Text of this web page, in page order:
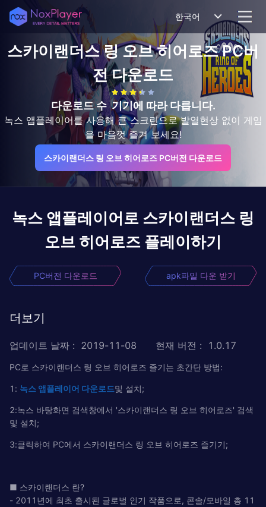
한국어
스카이랜더스 링 오브 히어로즈PC버
전 다운로드
다운로드 수 기기에 따라 다릅니다.
녹스 앱플레이어를 사용해 큰 스크린으로 발열현상 없이 게임
을 마음껏 즐겨 보세요!
스카이랜더스 링 오브 히어로즈 PC버전 다운로드
녹스 앱플레이어로 스카이랜더스 링
오브 히어로즈 플레이하기
PC버전 다운로드 apk파일 다운 받기
더보기
업데이트 날짜 : 2019-11-08 현재 버전 : 1.0.17
PC로 스카이랜더스 링 오브 히어로즈 즐기는 초간단 방법:
1: 녹스 앱플레이어 다운로드및 설치;
2:녹스 바탕화면 검색창에서 '스카이랜더스 링 오브 히어로즈' 검색
및 설치;
3:클릭하여 PC에서 스카이랜더스 링 오브 히어로즈 즐기기;
■ 스카이랜더스 란?
- 2011년에 최초 출시된 글로벌 인기 작품으로, 콘솔/모바일 총 11